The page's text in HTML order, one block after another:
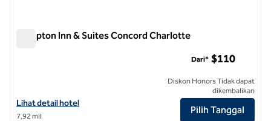
Hampton Inn & Suites Concord Charlotte
Lihat detail hotel untuk Hampton Inn & Suites Concord Charlotte
Lihat detail hotel
7,92 mil
Dari* $110
Diskon Honors Tidak dapat
dikembalikan
Pilih Tanggal